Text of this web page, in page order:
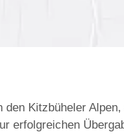
den Kitzbüheler
erfolgreichen